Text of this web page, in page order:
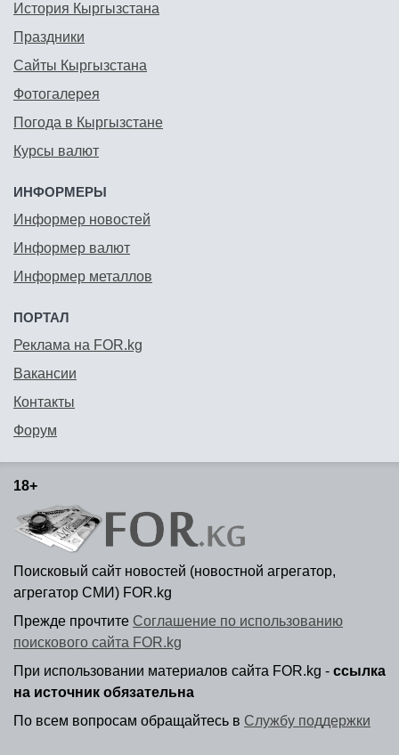
История Кыргызстана
Праздники
Сайты Кыргызстана
Фотогалерея
Погода в Кыргызстане
Курсы валют
ИНФОРМЕРЫ
Информер новостей
Информер валют
Информер металлов
ПОРТАЛ
Реклама на FOR.kg
Вакансии
Контакты
Форум
18+
Поисковый сайт новостей (новостной агрегатор,
агрегатор СМИ) FOR.kg
Прежде прочтите Соглашение по использованию
поискового сайта FOR.kg
При использовании материалов сайта FOR.kg - ссылка
на источник обязательна
По всем вопросам обращайтесь в Службу поддержки